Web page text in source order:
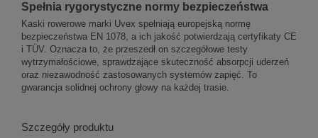
Spełnia rygorystyczne normy bezpieczeństwa
Kaski rowerowe marki Uvex spełniają europejską normę
bezpieczeństwa EN 1078, a ich jakość potwierdzają certyfikaty CE
i TÜV. Oznacza to, że przeszedł on szczegółowe testy
wytrzymałościowe, sprawdzające skuteczność absorpcji uderzeń
oraz niezawodność zastosowanych systemów zapięć. To
gwarancja solidnej ochrony głowy na każdej trasie.
Szczegóły produktu